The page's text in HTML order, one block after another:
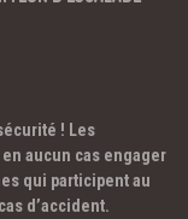
! Les
aucun cas engager
qui participent au
d’accident.